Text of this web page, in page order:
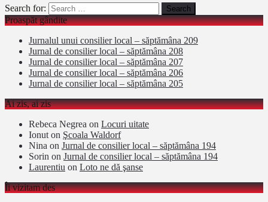
Search for:
Proaspăt gândite
Jurnalul unui consilier local – săptămâna 209
Jurnal de consilier local – săptămâna 208
Jurnal de consilier local – săptămâna 207
Jurnal de consilier local – săptămâna 206
Jurnal de consilier local – săptămâna 205
Ai zis, ai zis
Rebeca Negrea on Locuri uitate
Ionut on Şcoala Waldorf
Nina on Jurnal de consilier local – săptămâna 194
Sorin on Jurnal de consilier local – săptămâna 194
Laurentiu on Loto ne dă şanse
Îi vizitam des